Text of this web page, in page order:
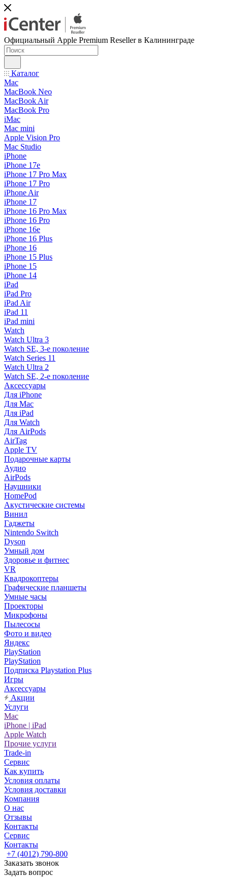
Официальный Apple Premium Reseller в Калининграде
Каталог
Mac
MacBook Neo
MacBook Air
MacBook Pro
iMac
Mac mini
Apple Vision Pro
Mac Studio
iPhone
iPhone 17e
iPhone 17 Pro Max
iPhone 17 Pro
iPhone Air
iPhone 17
iPhone 16 Pro Max
iPhone 16 Pro
iPhone 16e
iPhone 16 Plus
iPhone 16
iPhone 15 Plus
iPhone 15
iPhone 14
iPad
iPad Pro
iPad Air
iPad 11
iPad mini
Watch
Watch Ultra 3
Watch SE, 3-е поколение
Watch Series 11
Watch Ultra 2
Watch SE, 2-е поколение
Аксессуары
Для iPhone
Для Mac
Для iPad
Для Watch
Для AirPods
AirTag
Apple TV
Подарочные карты
Аудио
AirPods
Наушники
HomePod
Акустические системы
Винил
Гаджеты
Nintendo Switch
Dyson
Умный дом
Здоровье и фитнес
VR
Квадрокоптеры
Графические планшеты
Умные часы
Проекторы
Микрофоны
Пылесосы
Фото и видео
Яндекс
PlayStation
PlayStation
Подписка Playstation Plus
Игры
Аксессуары
Акции
Услуги
Mac
iPhone | iPad
Apple Watch
Прочие услуги
Trade-in
Сервис
Как купить
Условия оплаты
Условия доставки
Компания
О нас
Отзывы
Контакты
Сервис
Контакты
+7 (4012) 790-800
Заказать звонок
Задать вопрос